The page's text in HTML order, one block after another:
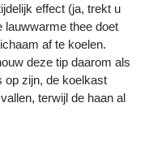
effect (ja, trekt u
lauwwarme thee doet
af te koelen.
deze tip daarom als
op zijn, de koelkast
terwijl de haan al